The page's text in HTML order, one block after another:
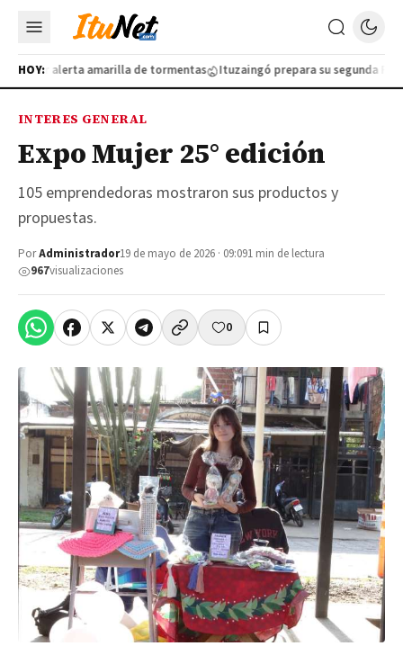
HOY:
por alerta amarilla de tormentas Ituzaingó prepara su segunda Feria
INTERES GENERAL
Expo Mujer 25° edición
105 emprendedoras mostraron sus productos y
propuestas.
PorAdministrador19 de mayo de 2026 · 09:091 min de lectura
967visualizaciones
0